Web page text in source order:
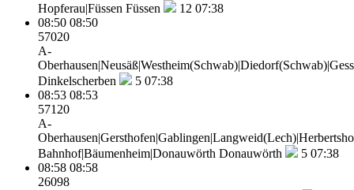
Hopferau|Füssen Füssen 12 07:38
08:50 08:50
57020
A-
Dinkelscherben
5 07:38
08:53 08:53
57120
A-
Bahnhof|Bäumenheim|Donauwörth Donauwörth 5 07:38
08:58 08:58
26098